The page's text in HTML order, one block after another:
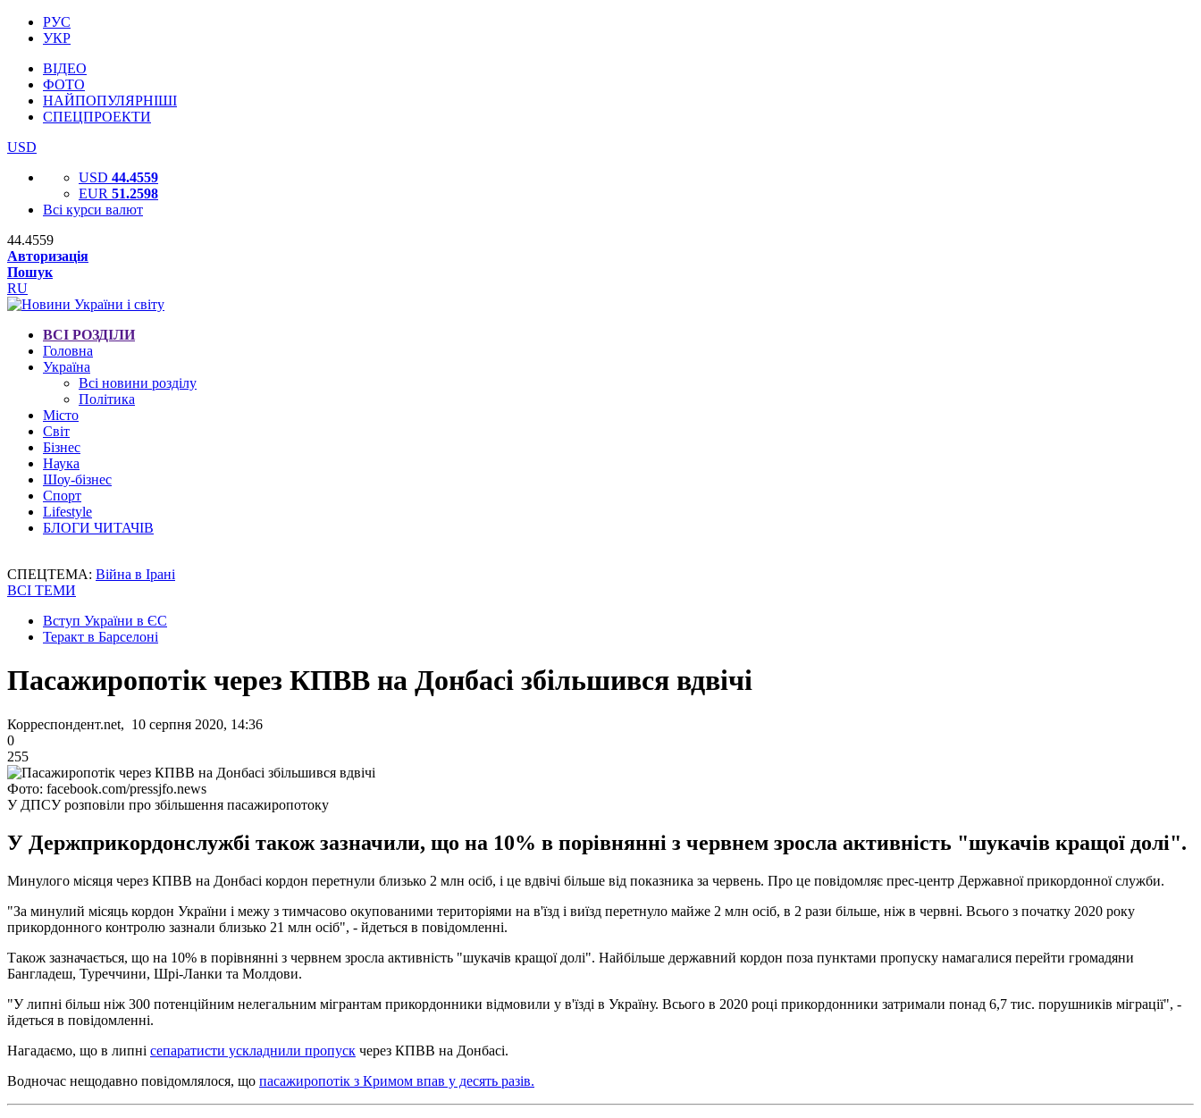
РУС
УКР
ВІДЕО
ФОТО
НАЙПОПУЛЯРНІШІ
СПЕЦПРОЕКТИ
USD
USD 44.4559
EUR 51.2598
Всі курси валют
44.4559
Авторизація
Пошук
RU
ВСІ РОЗДІЛИ
Головна
Україна
Всі новини розділу
Політика
Місто
Світ
Бізнес
Наука
Шоу-бізнес
Спорт
Lifestyle
БЛОГИ ЧИТАЧІВ
СПЕЦТЕМА: Війна в Ірані
ВСІ ТЕМИ
Вступ України в ЄС
Теракт в Барселоні
Пасажиропотік через КПВВ на Донбасі збільшився вдвічі
Корреспондент.net, 10 серпня 2020, 14:36
0
255
Фото: facebook.com/pressjfo.news
У ДПСУ розповіли про збільшення пасажиропотоку
У Держприкордонслужбі також зазначили, що на 10% в порівнянні з червнем зросла активність "шукачів кращої долі".
Минулого місяця через КПВВ на Донбасі кордон перетнули близько 2 млн осіб, і це вдвічі більше від показника за червень. Про це повідомляє прес-центр Державної прикордонної служби.
"За минулий місяць кордон України і межу з тимчасово окупованими територіями на в'їзд і виїзд перетнуло майже 2 млн осіб, в 2 рази більше, ніж в червні. Всього з початку 2020 року
прикордонного контролю зазнали близько 21 млн осіб", - йдеться в повідомленні.
Також зазначається, що на 10% в порівнянні з червнем зросла активність "шукачів кращої долі". Найбільше державний кордон поза пунктами пропуску намагалися перейти громадяни
Бангладеш, Туреччини, Шрі-Ланки та Молдови.
"У липні більш ніж 300 потенційним нелегальним мігрантам прикордонники відмовили у в'їзді в Україну. Всього в 2020 році прикордонники затримали понад 6,7 тис. порушників міграції", -
йдеться в повідомленні.
Нагадаємо, що в липні сепаратисти ускладнили пропуск через КПВВ на Донбасі.
Водночас нещодавно повідомлялося, що пасажиропотік з Кримом впав у десять разів.